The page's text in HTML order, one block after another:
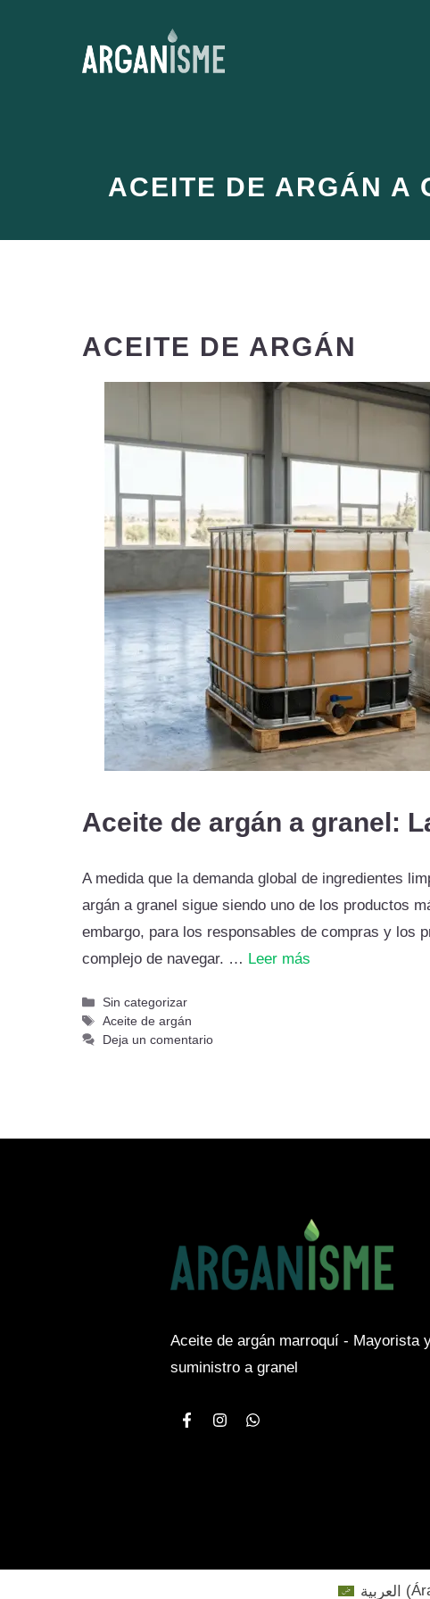
ACEITE DE ARGÁN A
ACEITE DE ARGÁN
Aceite de argán a granel:
A medida que la demanda global de ingredientes
argán a granel sigue siendo uno de los productos
embargo, para los responsables de compras y los
complejo de navegar. … Leer más
Categorías
Sin categorizar
Etiquetas
Aceite de argán
Deja un comentario
Aceite de argán marroquí - Mayorista
suministro a granel
العربية (